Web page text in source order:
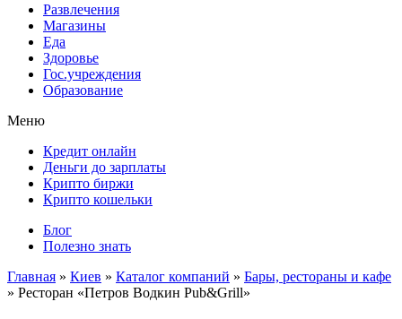
Развлечения
Магазины
Еда
Здоровье
Гос.учреждения
Образование
Меню
Кредит онлайн
Деньги до зарплаты
Крипто биржи
Крипто кошельки
Блог
Полезно знать
Главная » Киев » Каталог компаний » Бары, рестораны и кафе
» Ресторан «Петров Водкин Pub&Grill»